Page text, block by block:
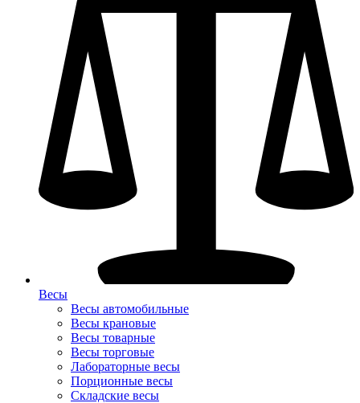
Весы
Весы автомобильные
Весы крановые
Весы товарные
Весы торговые
Лабораторные весы
Порционные весы
Складские весы